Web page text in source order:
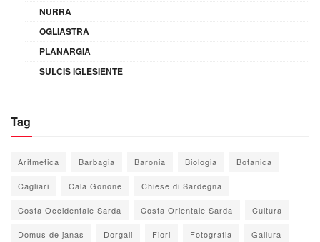
NURRA
OGLIASTRA
PLANARGIA
SULCIS IGLESIENTE
Tag
Aritmetica Barbagia Baronia Biologia Botanica
Cagliari Cala Gonone Chiese di Sardegna
Costa Occidentale Sarda Costa Orientale Sarda Cultura
Domus de janas Dorgali Fiori Fotografia Gallura